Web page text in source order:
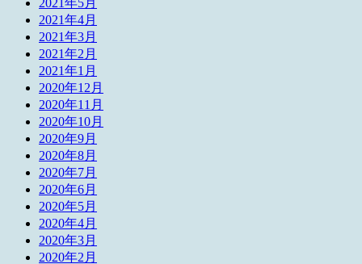
2021年5月
2021年4月
2021年3月
2021年2月
2021年1月
2020年12月
2020年11月
2020年10月
2020年9月
2020年8月
2020年7月
2020年6月
2020年5月
2020年4月
2020年3月
2020年2月